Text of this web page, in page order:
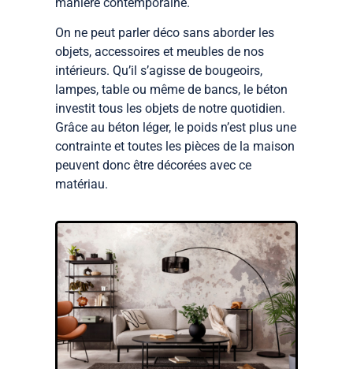
On ne peut parler déco sans aborder les
objets, accessoires et meubles de nos
intérieurs. Qu’il s’agisse de bougeoirs,
lampes, table ou même de bancs, le béton
investit tous les objets de notre quotidien.
Grâce au béton léger, le poids n’est plus une
contrainte et toutes les pièces de la maison
peuvent donc être décorées avec ce
matériau.